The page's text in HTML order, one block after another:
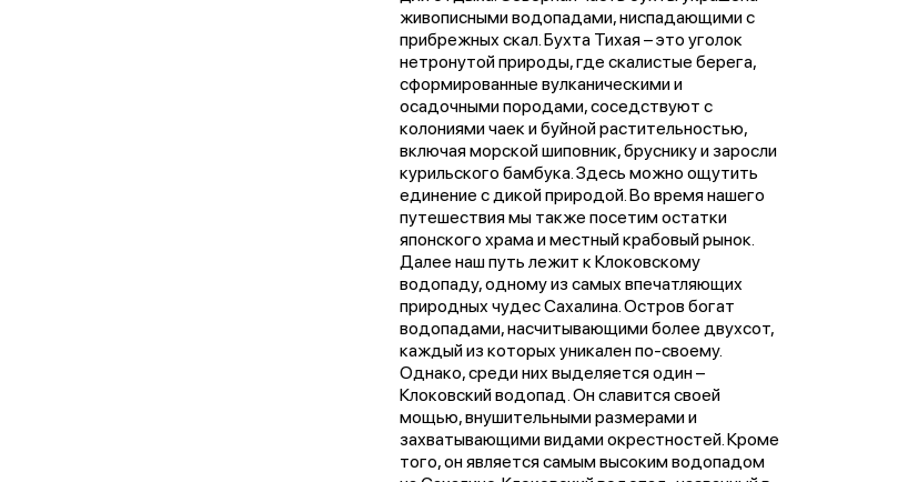
живописными водопадами, ниспадающими с
прибрежных скал. Бухта Тихая – это уголок
нетронутой природы, где скалистые берега,
сформированные вулканическими и
осадочными породами, соседствуют с
колониями чаек и буйной растительностью,
включая морской шиповник, бруснику и заросли
курильского бамбука. Здесь можно ощутить
единение с дикой природой. Во время нашего
путешествия мы также посетим остатки
японского храма и местный крабовый рынок.
Далее наш путь лежит к Клоковскому
водопаду, одному из самых впечатляющих
природных чудес Сахалина. Остров богат
водопадами, насчитывающими более двухсот,
каждый из которых уникален по-своему.
Однако, среди них выделяется один –
Клоковский водопад. Он славится своей
мощью, внушительными размерами и
захватывающими видами окрестностей. Кроме
того, он является самым высоким водопадом